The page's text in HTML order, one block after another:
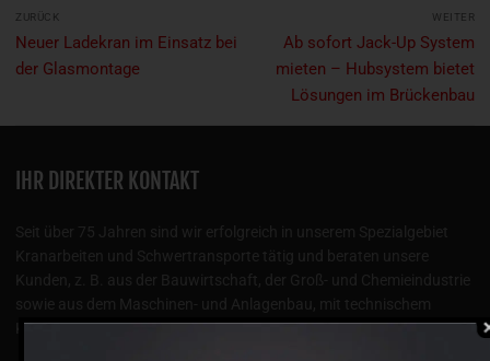
Beitragsnavigation
ZURÜCK
Vorheriger
Beitrag:
Neuer Ladekran im Einsatz bei
der Glasmontage
WEITER
Nächster
Beitrag:
Ab sofort Jack-Up System
mieten – Hubsystem bietet
Lösungen im Brückenbau
IHR DIREKTER KONTAKT
Know-how und langjähriger praktischer Erfahrung.